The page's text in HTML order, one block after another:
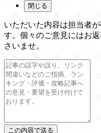
閉じる
いただいた内容は担当者
す。個々のご意見にはお
さいませ。